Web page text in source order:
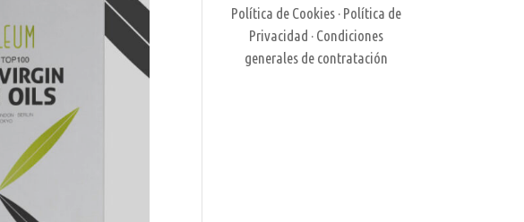
Política de Cookies · Política de
Privacidad · Condiciones
generales de contratación